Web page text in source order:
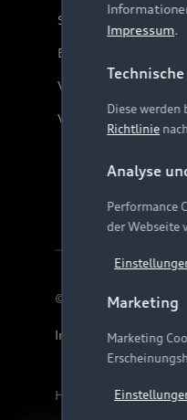
Servicekontakt
Bordbuch &
Verträge kündigen
Vertrag widerrufen
© 2026 AUDI AG.
Impressum
Hinweis: Die
Impressum.
Diese
Richtlinie
Analyse
Performance
der Webseite
Marketing
Marketing